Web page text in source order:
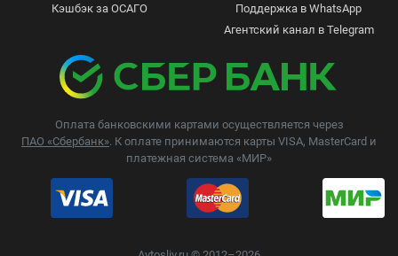
Кэшбэк за ОСАГО
Поддержка в WhatsApp
Агентский канал в Telegram
Оплата банковскими картами осуществляется через
ПАО «Сбербанк». К оплате принимаются карты VISA, MasterCard и
платежная система «МИР»